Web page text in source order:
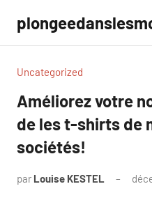
contenu
Uncategorized
Améliorez votre
de les t-shirts de
sociétés!
par Louise KESTEL